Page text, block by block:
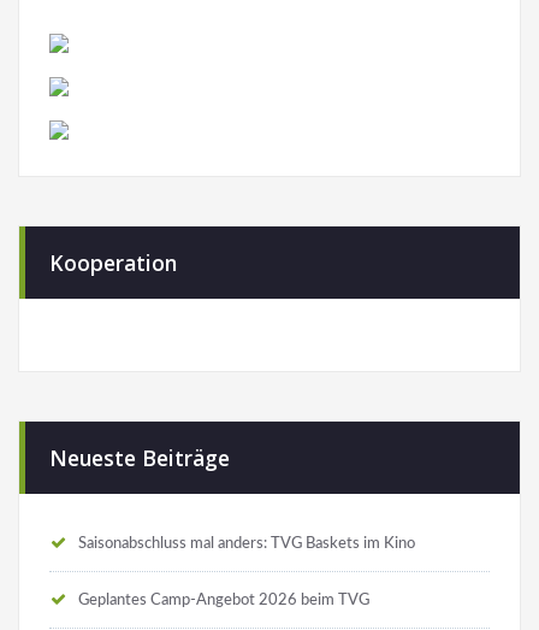
Kooperation
Neueste Beiträge
Saisonabschluss mal anders: TVG Baskets im Kino
Geplantes Camp-Angebot 2026 beim TVG